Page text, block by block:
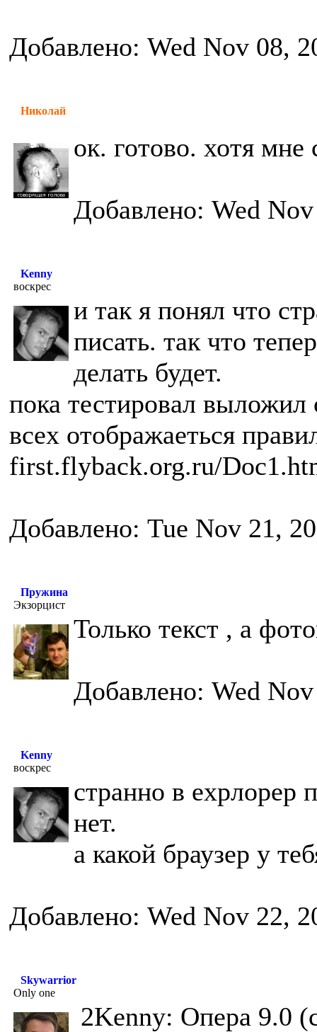
Добавлено: Wed Nov 08,
Николай
ок. готово. хотя
Добавлено: Wed
Kenny
воскрес
и так я понял что
писать. так что
делать будет.
пока тестировал выложил
всех отображаеться
first.flyback.org.ru/
Добавлено: Tue Nov 21,
Пружина
Экзорцист
Только текст , а
Добавлено: Wed
Kenny
воскрес
странно в ехрлорер
нет.
а какой браузер у
Добавлено: Wed Nov 22,
Skywarrior
Only one
2Kenny: Опера 9.0